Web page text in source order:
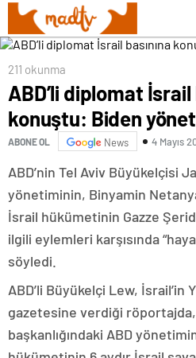
211 okunma
ABD’li diplomat İsrail
konuştu: Biden
ABONE OL News 4 Mayıs
ABD’nin Tel Aviv Büyükelçisi
yönetiminin, Binyamin
İsrail hükümetinin Gazze
ilgili eylemleri karşısında “hayal
söyledi.
ABD’li Büyükelçi Lew, İsrail’in
gazetesine verdiği
başkanlığındaki ABD